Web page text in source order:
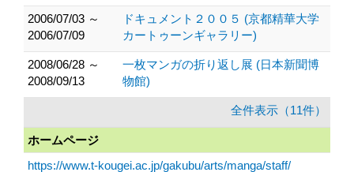
2006/07/03 ～
2006/07/09
ドキュメント２００５ (京都精華大学
カートゥーンギャラリー)
2008/06/28 ～
2008/09/13
一枚マンガの折り返し展 (日本新聞博
物館)
全件表示（11件）
ホームページ
https://www.t-kougei.ac.jp/gakubu/arts/manga/staff/